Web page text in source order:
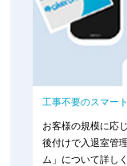
工事不要のスマー
お客様の規模に応
後付けで入退室管
ム」について詳し